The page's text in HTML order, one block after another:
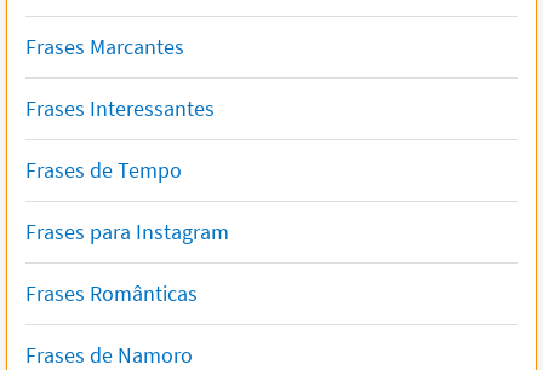
Frases Marcantes
Frases Interessantes
Frases de Tempo
Frases para Instagram
Frases Românticas
Frases de Namoro